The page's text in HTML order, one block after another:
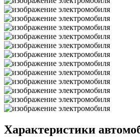
Характеристики